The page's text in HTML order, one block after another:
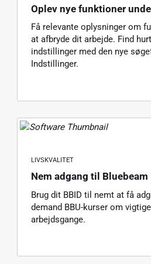
Oplev nye funktioner
Få relevante oplysninger om
at afbryde dit arbejde. Find
indstillinger med den nye
Indstillinger.
LIVSKVALITET
Nem adgang til
Brug dit BBID til nemt at få
demand BBU-kurser om
arbejdsgange.